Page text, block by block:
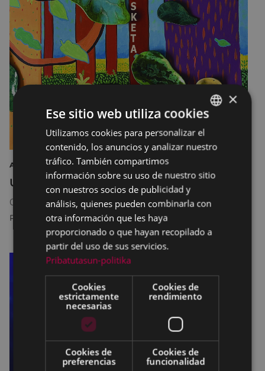
ARTE EXPOSICIÓN
Udal eskolak
04/06/202618:30 -19/06/202620:30
PORTALEA
BASQUE
SPANISH
×
Ese sitio web utiliza cookies
Utilizamos cookies para personalizar el
contenido, los anuncios y analizar nuestro
tráfico. También compartimos
información sobre su uso de nuestro sitio
con nuestros socios de publicidad y
análisis, quienes pueden combinarla con
otra información que les haya
proporcionado o que hayan recopilado a
partir del uso de sus servicios.
Pribatutasun-politika
Cookies
estrictamente
necesarias
Cookies de
rendimiento
Cookies de
preferencias
Cookies de
funcionalidad